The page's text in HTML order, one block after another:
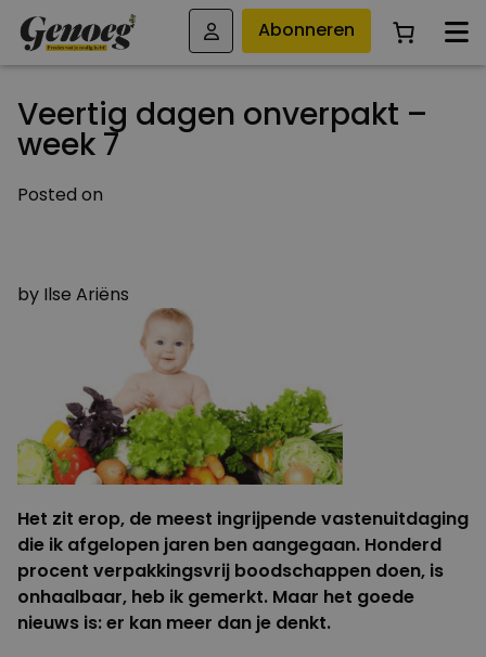
Abonneren
Veertig dagen onverpakt –
week 7
Posted on
by Ilse Ariëns
Het zit erop, de meest ingrijpende vastenuitdaging
die ik afgelopen jaren ben aangegaan. Honderd
procent verpakkingsvrij boodschappen doen, is
onhaalbaar, heb ik gemerkt. Maar het goede
nieuws is: er kan meer dan je denkt.